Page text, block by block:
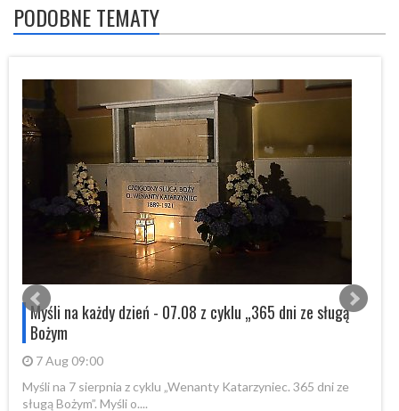
PODOBNE TEMATY
Myśli na każdy dzień - 07.08 z cyklu „365 dni ze sługą
Bożym
7 Aug 09:00
Myśli na 7 sierpnia z cyklu „Wenanty Katarzyniec. 365 dni ze
sługą Bożym”. Myśli o....